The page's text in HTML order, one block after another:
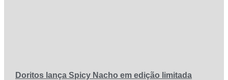
Doritos lança Spicy Nacho em edição limitada